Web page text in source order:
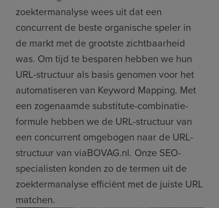
zoektermanalyse wees uit dat een
concurrent de beste organische speler in
de markt met de grootste zichtbaarheid
was. Om tijd te besparen hebben we hun
URL-structuur als basis genomen voor het
automatiseren van Keyword Mapping. Met
een zogenaamde substitute-combinatie-
formule hebben we de URL-structuur van
een concurrent omgebogen naar de URL-
structuur van viaBOVAG.nl. Onze SEO-
specialisten konden zo de termen uit de
zoektermanalyse efficiënt met de juiste URL
matchen.